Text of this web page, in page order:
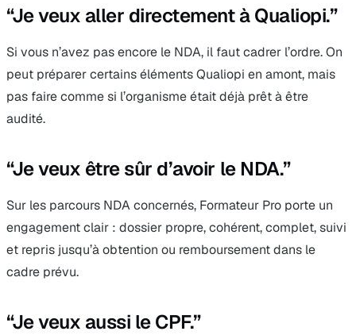
“Je veux aller directement à Qualiopi.”
Si vous n’avez pas encore le NDA, il faut cadrer l’ordre. On
peut préparer certains éléments Qualiopi en amont, mais
pas faire comme si l’organisme était déjà prêt à être
audité.
“Je veux être sûr d’avoir le NDA.”
Sur les parcours NDA concernés, Formateur Pro porte un
engagement clair : dossier propre, cohérent, complet, suivi
et repris jusqu’à obtention ou remboursement dans le
cadre prévu.
“Je veux aussi le CPF.”